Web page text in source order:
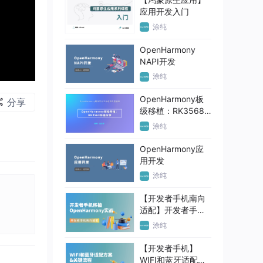
分享
应用开发入门
涂纯
OpenHarmony
NAPI开发
涂纯
OpenHarmony板
级移植：RK3568
移植分享
涂纯
OpenHarmony应
用开发
涂纯
【开发者手机南向
适配】开发者手机
移植
OpenHarmony实
战
涂纯
【开发者手机】
WIFI和蓝牙适配方